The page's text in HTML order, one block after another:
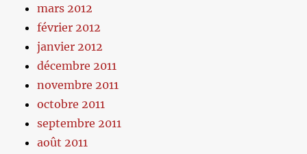
mars 2012
février 2012
janvier 2012
décembre 2011
novembre 2011
octobre 2011
septembre 2011
août 2011